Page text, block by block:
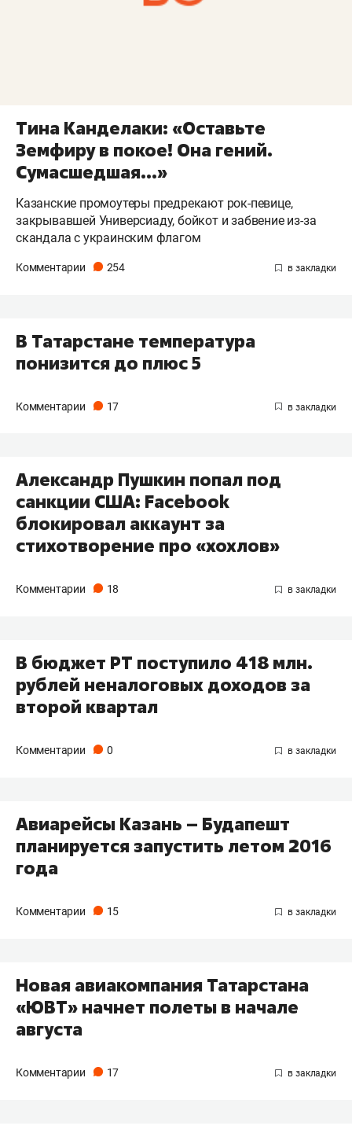
Тина Канделаки: «Оставьте
Земфиру в покое! Она гений.
Сумасшедшая...»
Казанские промоутеры предрекают рок-певице,
закрывавшей Универсиаду, бойкот и забвение из-за
скандала с украинским флагом
Комментарии 254
В Татарстане температура
понизится до плюс 5
Комментарии 17
Александр Пушкин попал под
санкции США: Facebook
блокировал аккаунт за
стихотворение про «хохлов»
Комментарии 18
В бюджет РТ поступило 418 млн.
рублей неналоговых доходов за
второй квартал
Комментарии 0
Авиарейсы Казань – Будапешт
планируется запустить летом 2016
года
Комментарии 15
Новая авиакомпания Татарстана
«ЮВТ» начнет полеты в начале
августа
Комментарии 17